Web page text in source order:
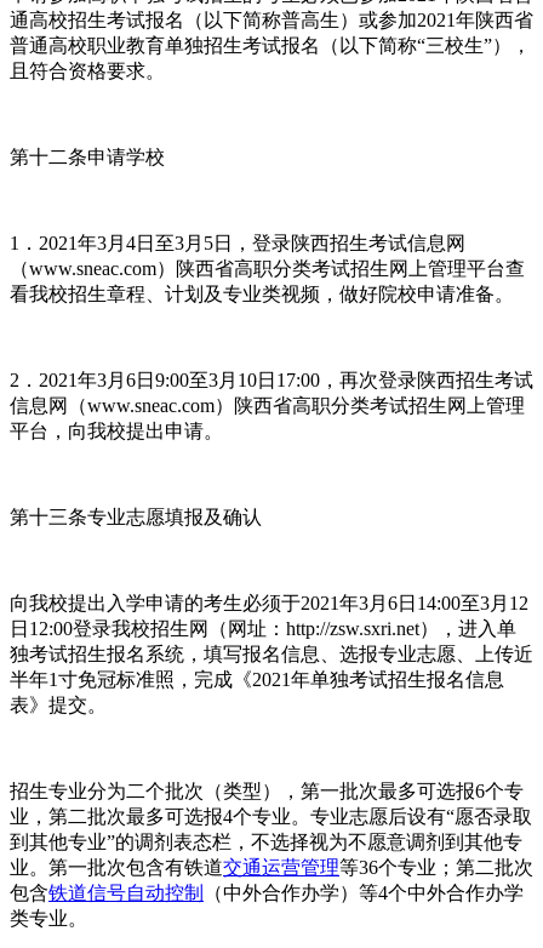
通高校招生考试报名（以下简称普高生）或参加2021年陕西省
普通高校职业教育单独招生考试报名（以下简称“三校生”），
且符合资格要求。
第十二条申请学校
1．2021年3月4日至3月5日，登录陕西招生考试信息网
（www.sneac.com）陕西省高职分类考试招生网上管理平台查
看我校招生章程、计划及专业类视频，做好院校申请准备。
2．2021年3月6日9:00至3月10日17:00，再次登录陕西招生考试
信息网（www.sneac.com）陕西省高职分类考试招生网上管理
平台，向我校提出申请。
第十三条专业志愿填报及确认
向我校提出入学申请的考生必须于2021年3月6日14:00至3月12
日12:00登录我校招生网（网址：http://zsw.sxri.net），进入单
独考试招生报名系统，填写报名信息、选报专业志愿、上传近
半年1寸免冠标准照，完成《2021年单独考试招生报名信息
表》提交。
招生专业分为二个批次（类型），第一批次最多可选报6个专
业，第二批次最多可选报4个专业。专业志愿后设有“愿否录取
到其他专业”的调剂表态栏，不选择视为不愿意调剂到其他专
业。第一批次包含有铁道交通运营管理等36个专业；第二批次
包含铁道信号自动控制
（中外合作办学）等4个中外合作办学
类专业。